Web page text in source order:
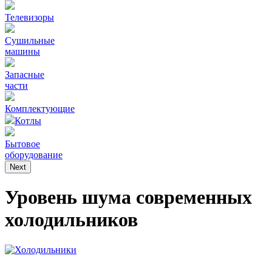
Телевизоры
Сушильные
машины
Запасные
части
Комплектующие
Котлы
Бытовое
оборудование
Next
Уровень шума современных
холодильников